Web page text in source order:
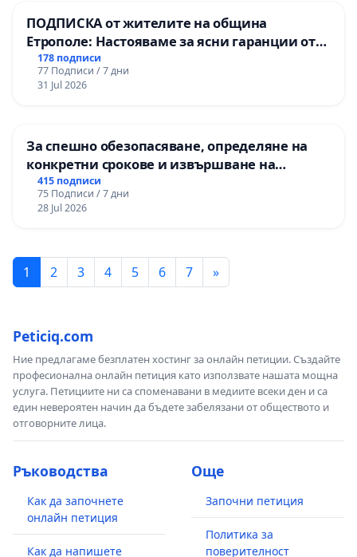
ПОДПИСКА от жителите на община
Етрополе: Настояваме за ясни гаранции от
“Елаците-МЕД” АД и от държавата, че ще се
изпълнят всички екологични норми!
178 подписи
77 Подписи / 7 дни
31 Jul 2026
За спешно обезопасяване, определяне на
конкретни срокове и извършване на
цялостна рехабилитация на
републиканския път между пътен възел АМ
„Тракия“ - гр. Ихтиман - с. Мирово - к.к.
415 подписи
75 Подписи / 7 дни
28 Jul 2026
1 2 3 4 5 6 7 »
Peticiq.com
Ние предлагаме безплатен хостинг за онлайн петиции. Създайте
професионална онлайн петиция като използвате нашата мощна
услуга. Петициите ни са споменавани в медиите всеки ден и са
един невероятен начин да бъдете забелязани от обществото и
отговорните лица.
Ръководства
Как да започнете
онлайн петиция
Как да напишете
Още
Започни петиция
Политика за
поверителност